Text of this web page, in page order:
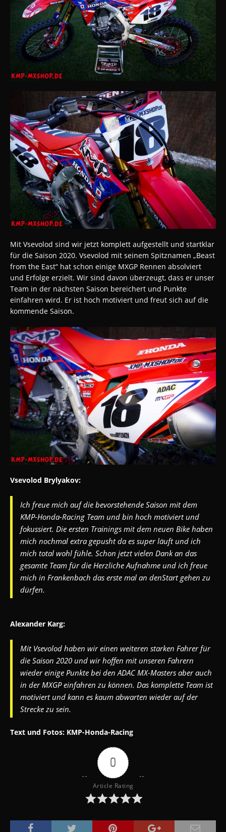
Mit Vsevolod sind wir jetzt komplett aufgestellt und startklar
für die Saison 2020. Vsevolod mit seinem Spitznamen „Beast
from the East“ hat schon einige MXGP Rennen absolviert
und Erfolge erzielt. Wir sind davon überzeugt, dass er unser
Team in der nächsten Saison bereichert und Punkte
einfahren wird. Er ist hoch motiviert und freut sich auf die
kommende Saison.
Vsevolod Brylyakov:
Ich freue mich auf die bevorstehende Saison mit dem
KMP-Honda-Racing Team und bin hoch motiviert und
fokussiert. Die ersten Trainings mit dem neuen Bike haben
mich nochmal extra gepusht da es super läuft und ich
mich total wohl fühle. Schon jetzt vielen Dank an das
gesamte Team für die Herzliche Aufnahme und ich freue
mich in Frankenbach das erste mal an denStartgehen zu
dürfen.
Alexander Karg:
Mit Vsevolod haben wir einen weiteren starken Fahrer für
die Saison 2020 und wir hoffen mit unseren Fahrern
wieder einige Punkte bei denADAC MX-Masters aber auch
in der MXGP einfahren zu können. Das komplette Team ist
motiviert und kann es kaum abwarten wieder auf der
Strecke zu sein.
Text und Fotos: KMP-Honda-Racing
0
Article Rating